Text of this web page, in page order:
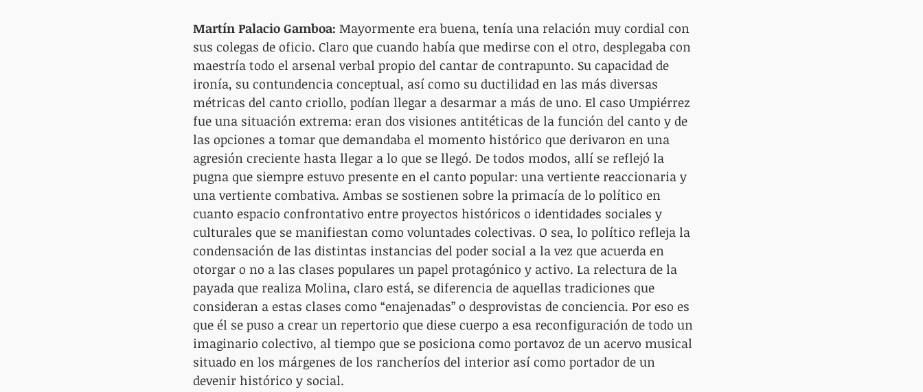
Martín Palacio Gamboa: Mayormente era buena, tenía una relación muy cordial con
sus colegas de oficio. Claro que cuando había que medirse con el otro, desplegaba con
maestría todo el arsenal verbal propio del cantar de contrapunto. Su capacidad de
ironía, su contundencia conceptual, así como su ductilidad en las más diversas
métricas del canto criollo, podían llegar a desarmar a más de uno. El caso Umpiérrez
fue una situación extrema: eran dos visiones antitéticas de la función del canto y de
las opciones a tomar que demandaba el momento histórico que derivaron en una
agresión creciente hasta llegar a lo que se llegó. De todos modos, allí se reflejó la
pugna que siempre estuvo presente en el canto popular: una vertiente reaccionaria y
una vertiente combativa. Ambas se sostienen sobre la primacía de lo político en
cuanto espacio confrontativo entre proyectos históricos o identidades sociales y
culturales que se manifiestan como voluntades colectivas. O sea, lo político refleja la
condensación de las distintas instancias del poder social a la vez que acuerda en
otorgar o no a las clases populares un papel protagónico y activo. La relectura de la
payada que realiza Molina, claro está, se diferencia de aquellas tradiciones que
consideran a estas clases como “enajenadas” o desprovistas de conciencia. Por eso es
que él se puso a crear un repertorio que diese cuerpo a esa reconfiguración de todo un
imaginario colectivo, al tiempo que se posiciona como portavoz de un acervo musical
situado en los márgenes de los rancheríos del interior así como portador de un
devenir histórico y social.